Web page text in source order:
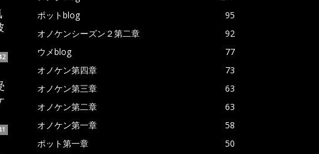
ポットblog
95
オノケンシーズン２第二章
92
ウメblog
77
オノケン第四章
73
オノケン第三章
63
オノケン第二章
63
オノケン第一章
58
ポット第一章
50